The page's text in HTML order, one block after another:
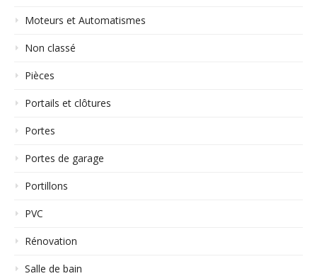
Moteurs et Automatismes
Non classé
Pièces
Portails et clôtures
Portes
Portes de garage
Portillons
PVC
Rénovation
Salle de bain